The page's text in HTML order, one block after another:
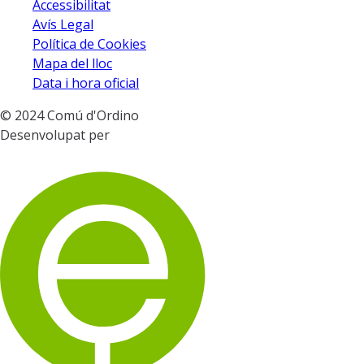
Twitter
Facebook
Instagram
Youtube
Accessibilitat
Avís Legal
Política de Cookies
Mapa del lloc
Data i hora oficial
© 2024 Comú d'Ordino
Desenvolupat per